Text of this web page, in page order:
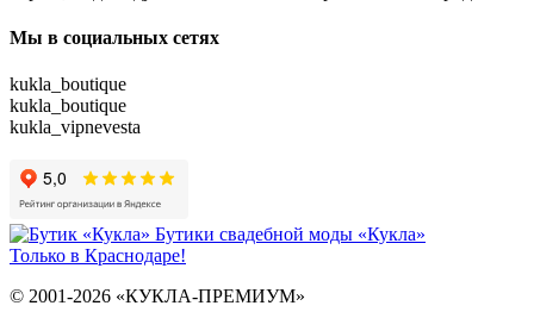
Мы в социальных сетях
kukla_boutique
kukla_boutique
kukla_vipnevesta
Бутики свадебной моды «Кукла»
Только в Краснодаре!
© 2001-2026 «КУКЛА-ПРЕМИУМ»